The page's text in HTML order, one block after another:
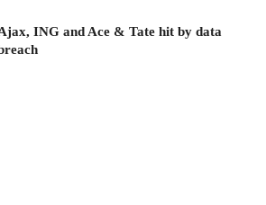
ING and Ace & Tate hit by data